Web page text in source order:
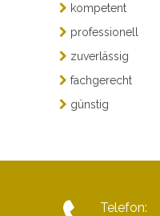
kompetent
professionell
zuverlässig
fachgerecht
günstig
Telefon: